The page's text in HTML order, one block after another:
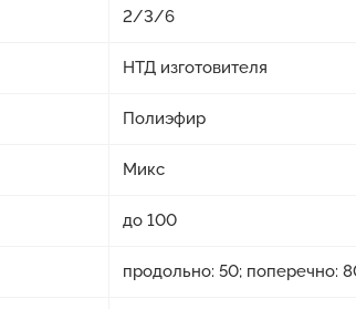
2/3/6
НТД изготовителя
Полиэфир
Микс
до 100
продольно: 50; поперечно: